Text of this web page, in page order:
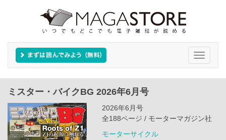
Toggle
ミスター・バイクBG 2026年6月号
2026年6月号
全188ページ / モーターマガジン社
モーターサイクル